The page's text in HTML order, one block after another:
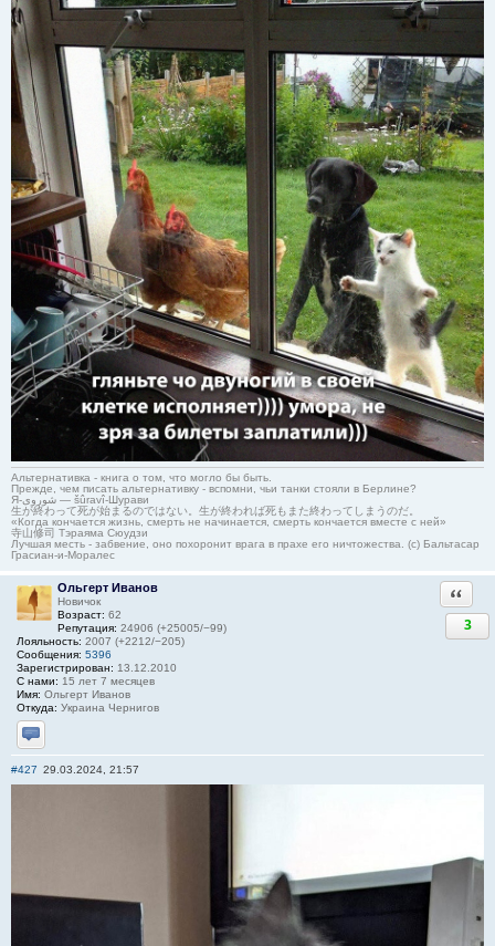
Альтернативка - книга о том, что могло бы быть.
Прежде, чем писать альтернативку - вспомни, чьи танки стояли в Берлине?
Я-شوروی — šûravî-Шурави
生が終わって死が始まるのではない。生が終われば死もまた終わってしまうのだ。
«Когда кончается жизнь, смерть не начинается, смерть кончается вместе с ней»
寺山修司 Тэраяма Сюудзи
Лучшая месть - забвение, оно похоронит врага в прахе его ничтожества. (с) Бальтасар
Грасиан-и-Моралес
Ольгерт Иванов
Новичок
Возраст: 62
Репутация: 24906 (+25005/−99)
Лояльность: 2007 (+2212/−205)
Сообщения: 5396
Зарегистрирован: 13.12.2010
С нами: 15 лет 7 месяцев
Имя: Ольгерт Иванов
Откуда: Украина Чернигов
Отправить личное сообщение
3
#427 29.03.2024, 21:57